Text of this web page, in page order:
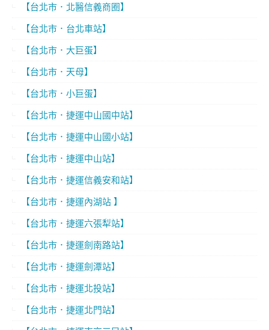
【台北市．北醫信義商圈】
【台北市．台北車站】
【台北市．大巨蛋】
【台北市．天母】
【台北市．小巨蛋】
【台北市．捷運中山國中站】
【台北市．捷運中山國小站】
【台北市．捷運中山站】
【台北市．捷運信義安和站】
【台北市．捷運內湖站 】
【台北市．捷運六張犁站】
【台北市．捷運劍南路站】
【台北市．捷運劍潭站】
【台北市．捷運北投站】
【台北市．捷運北門站】